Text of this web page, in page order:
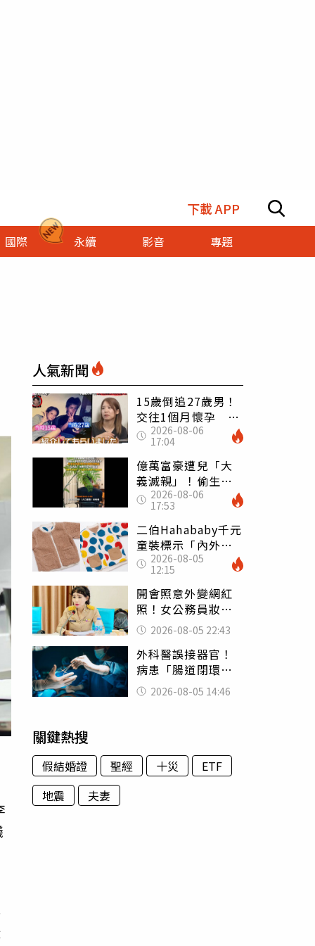
下載 APP
國際 永續 影音 專題
人氣新聞
15歲倒追27歲男！
交往1個月懷孕 36
歲當阿嬤故事曝光
2026-08-06
17:04
億萬富豪遭兒「大
義滅親」！偷生子
怕曝光 竟盜鄰居
身份辦假證落戶
2026-08-06
17:53
二伯Hahababy千元
童裝標示「內外層
皆純棉」 SGS檢
測證明：內裡100%
聚酯纖維
2026-08-05
12:15
開會照意外變網紅
照！女公務員妝容
掀2千則留言 本人
怒嗆：化妝有錯嗎
2026-08-05 22:43
外科醫誤接器官！
病患「腸道閉環」
無法排便險死 同
行看傻：糟糕至極
2026-08-05 14:46
關鍵熱搜
假結婚證 聖經 十災
ETF
地震
夫妻